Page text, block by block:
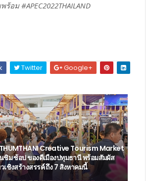
อม #APEC2022THAILAND
Twitter Google+
Creative Tourism Market
ม ช้อป ของดีเมืองปทุมธานี พร้อมสัมผัส
เชิงสร้างสรรค์ ถึง 7 สิงหาคมนี้